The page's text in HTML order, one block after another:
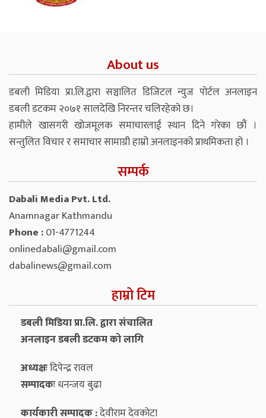
About us
डबली मिडिया प्रा.लि.द्वारा सञ्चालित डिजिटल न्युज पोर्टल अनलाइन
डबली डटकम २०७१ सालदेखि निरन्तर चलिरहेको छ।
हामीले खासगरी खोजमूलक समाचारलाई स्थान दिने गरेका छौं ।
सन्तुलित विचार र समाचार सामाग्री हाम्रो अनलाइनको प्राथमिकता हो ।
सम्पर्क
Dabali Media Pvt. Ltd.
Anamnagar Kathmandu
Phone :01-4771244
onlinedabali@gmail.com
dabalinews@gmail.com
हाम्रो टिम
डबली मिडिया प्रा.लि. द्वारा संचालित
अनलाइन डबली डटकम को लागि
अध्यक्षःदिपेन्द्र रावल
सम्पादकःधनन्‍जय बुढा
कार्यकारी सम्पादक :देवीराम देवकोटा